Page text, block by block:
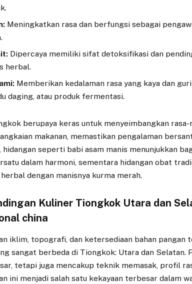
Meningkatkan rasa dan berfungsi sebagai
Dipercaya memiliki sifat detoksifikasi dan
herbal.
Memberikan kedalaman rasa yang kaya dan
daging, atau produk fermentasi.
berupaya keras untuk menyeimbangkan rasa-
makanan, memastikan pengalaman
hidangan seperti babi asam manis menunjukkan
dalam harmoni, sementara hidangan obat
dengan manisnya kurma merah.
Kuliner Tiongkok Utara dan
china
iklim, topografi, dan ketersediaan bahan pangan
sangat berbeda di Tiongkok: Utara dan Selatan.
tetapi juga mencakup teknik memasak, profil
ini menjadi salah satu kekayaan terbesar dalam